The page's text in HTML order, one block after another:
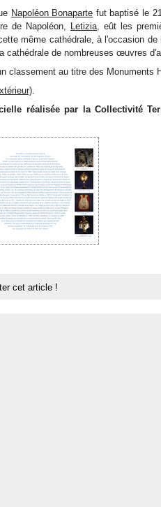
Napoléon Bonaparte fut baptisé le
de Napoléon, Letizia, eût les
même cathédrale, à l'occasion
cathédrale de nombreuses œuvres
classement au titre des Monuments
.
réalisée par la Collectivité
cet article !